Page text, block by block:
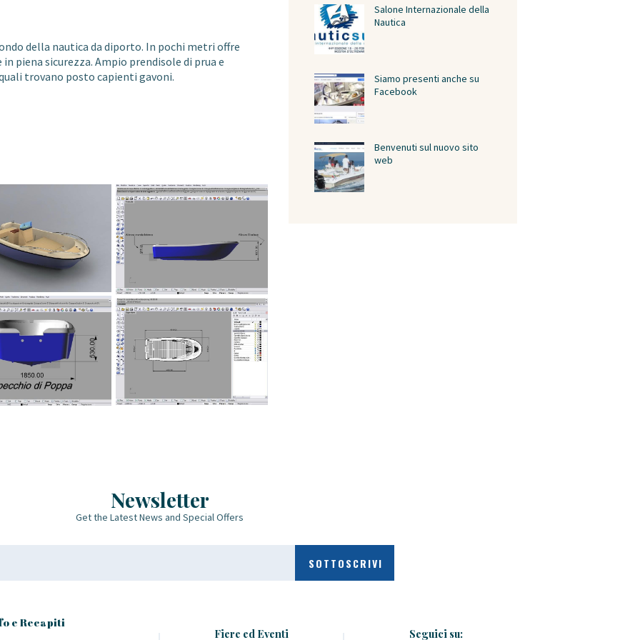
Salone Internazionale della
Nautica
Siamo presenti anche su
Facebook
Benvenuti sul nuovo sito
web
della nautica da diporto. In pochi metri offre
piena sicurezza. Ampio prendisole di prua e
trovano posto capienti gavoni.
Newsletter
Get the Latest News and Special Offers
e Recapiti
Fiere ed Eventi Seguici su: